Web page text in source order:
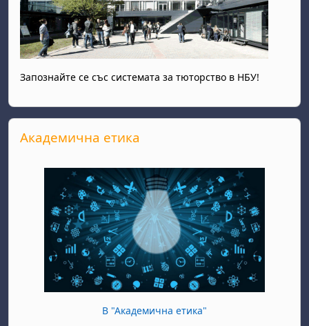
Запознайте се със системата за тюторство в НБУ!
Прескочи Академична етика
Академична етика
В "Академична етика"